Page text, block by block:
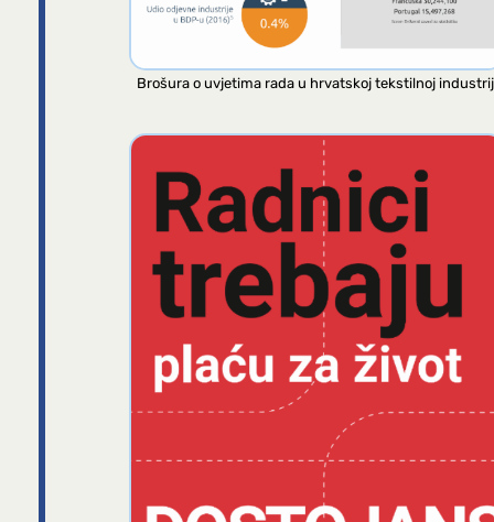
Brošura o uvjetima rada u hrvatskoj tekstilnoj